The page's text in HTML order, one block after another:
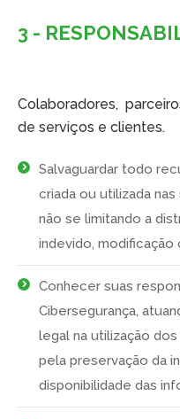
3 -
Colaboradores,
de serviços e clientes.
Salvaguardar todo
criada ou utilizada
não se limitando a
indevido, modificação
Conhecer suas
Cibersegurança,
legal na utilização
pela preservação da
disponibilidade das